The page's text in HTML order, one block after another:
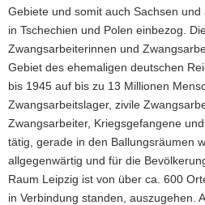
Gebiete und somit auch Sachsen
in Tschechien und Polen einbezog.
Zwangsarbeiterinnen und
Gebiet des ehemaligen deutschen
bis 1945 auf bis zu 13 Millionen
Zwangsarbeitslager, zivile
Zwangsarbeiter, Kriegsgefangene
tätig, gerade in den Ballungsräumen
allgegenwärtig und für die
Raum Leipzig ist von über ca. 600
in Verbindung standen, auszugehen.